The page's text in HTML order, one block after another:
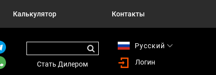
Калькулятор Контакты
Стать Дилером
Русский
Логин